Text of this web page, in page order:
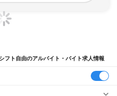
フト自由のアルバイト・バイト求人情報